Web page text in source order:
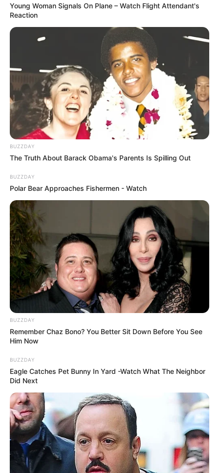
Young Woman Signals On Plane – Watch Flight Attendant's
Reaction
BUZZDAY
The Truth About Barack Obama's Parents Is Spilling Out
BUZZDAY
Polar Bear Approaches Fishermen - Watch
BUZZDAY
Remember Chaz Bono? You Better Sit Down Before You See
Him Now
BUZZDAY
Eagle Catches Pet Bunny In Yard -Watch What The Neighbor
Did Next